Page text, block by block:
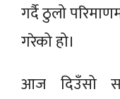
गर्दै ठुलो
गरेको हो।
आज दिउँसो